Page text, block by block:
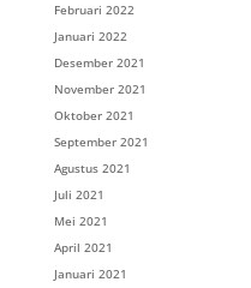
Februari 2022
Januari 2022
Desember 2021
November 2021
Oktober 2021
September 2021
Agustus 2021
Juli 2021
Mei 2021
April 2021
Januari 2021